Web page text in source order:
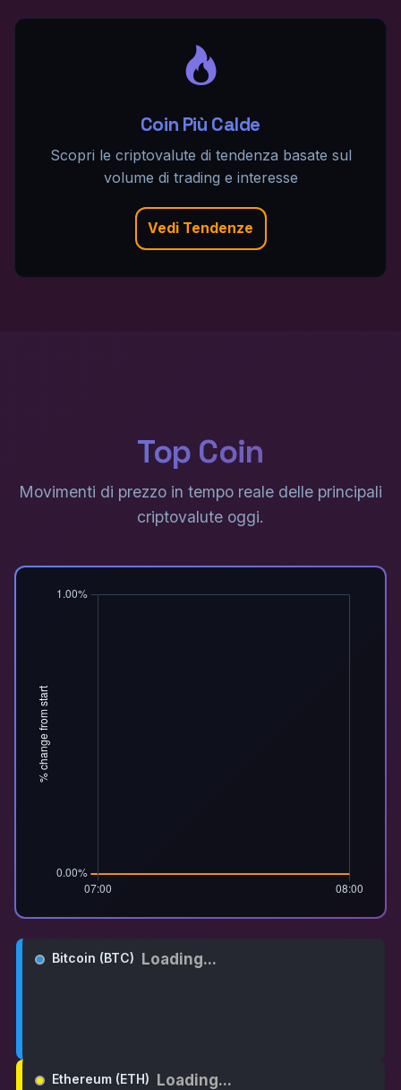
Coin Più Calde
Scopri le criptovalute di tendenza basate sul
volume di trading e interesse
Vedi Tendenze
Top Coin
Movimenti di prezzo in tempo reale delle principali
criptovalute oggi.
Bitcoin (BTC) Loading...
Ethereum (ETH) Loading...